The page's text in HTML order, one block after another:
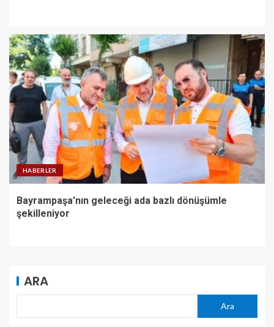
HABERLER
Bayrampaşa’nın geleceği ada bazlı dönüşümle
şekilleniyor
ARA
Ara